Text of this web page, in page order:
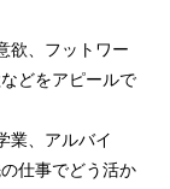
欲、フットワー
どをアピールで
業、アルバイ
仕事でどう活か